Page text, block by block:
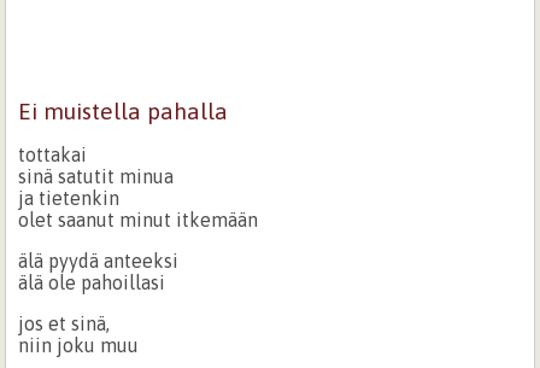
Ei muistella pahalla
tottakai
sinä satutit minua
ja tietenkin
olet saanut minut itkemään
älä pyydä anteeksi
älä ole pahoillasi
jos et sinä,
niin joku muu